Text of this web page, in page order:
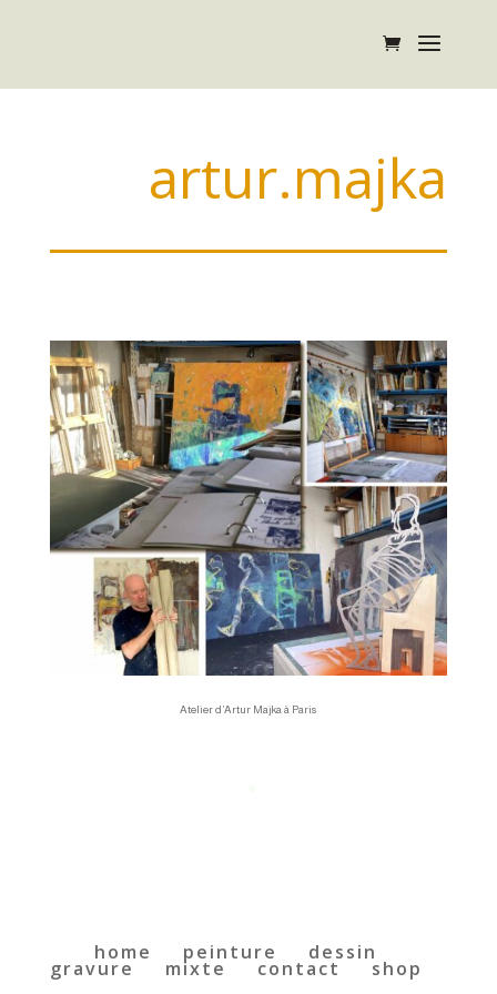
artur.majka
Atelier d’Artur Majka à Paris
home peinture dessin
gravure mixte contact shop